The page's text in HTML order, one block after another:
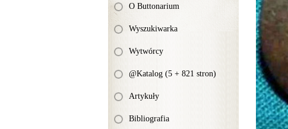
O Buttonarium
Wyszukiwarka
Wytwórcy
@Katalog (5 + 821 stron)
Artykuły
Bibliografia